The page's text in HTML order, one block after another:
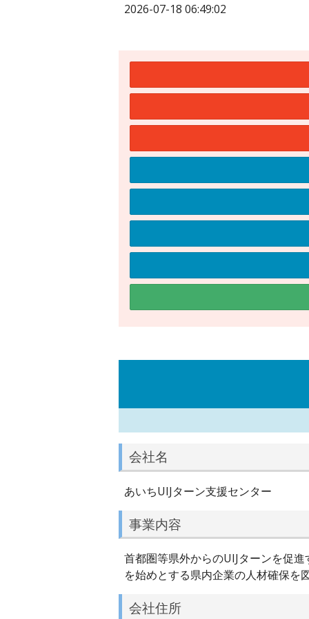
2026-07-18 06:49:02
会社名
あいちUIJターン支援センター
事業内容
首都圏等県外からのUIJターンを促
を始めとする県内企業の人材確保を
会社住所